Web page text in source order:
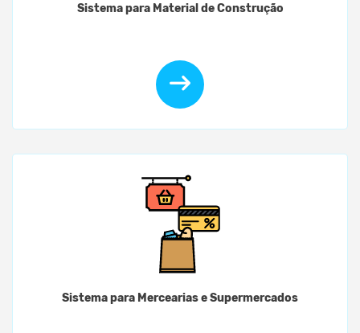
Sistema para Material de Construção
Sistema para Mercearias e Supermercados